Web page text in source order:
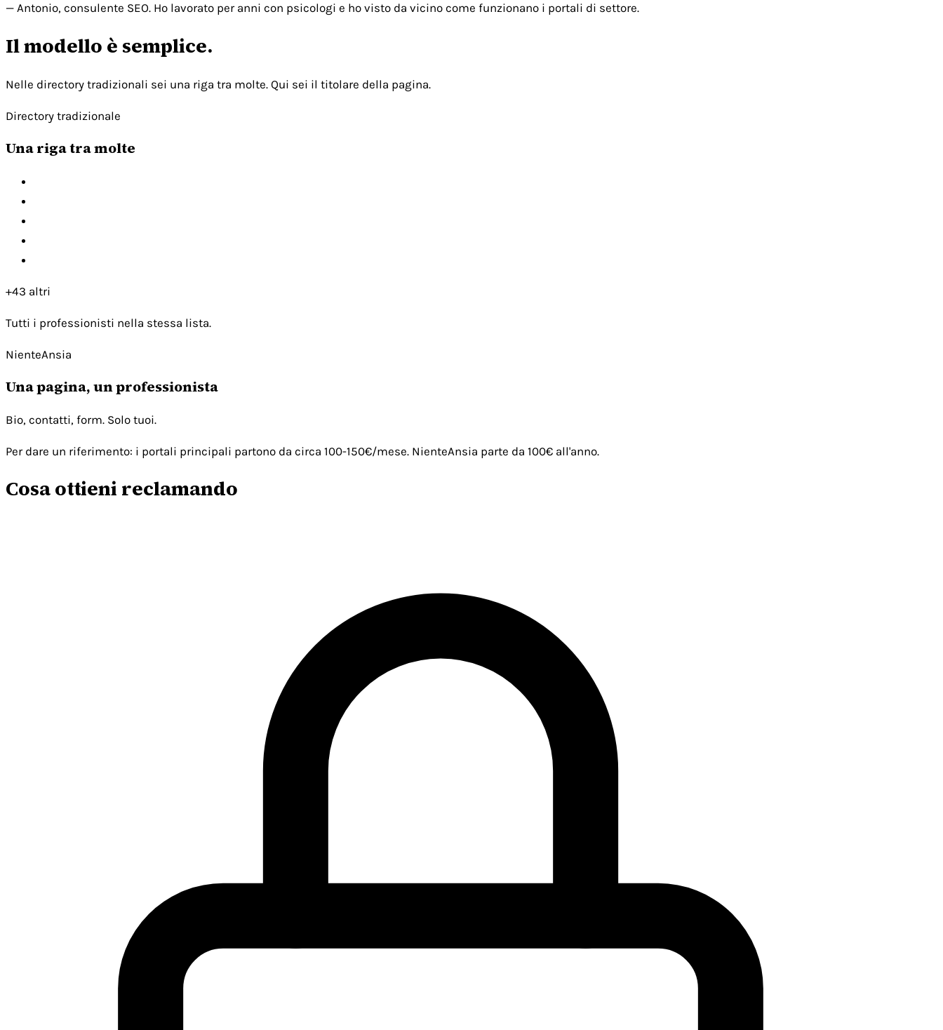
— Antonio, consulente SEO. Ho lavorato per anni con psicologi e ho visto da vicino come funzionano i portali di settore.
Il modello è semplice.
Nelle directory tradizionali sei una riga tra molte. Qui sei il titolare della pagina.
Directory tradizionale
Una riga tra molte
+43 altri
Tutti i professionisti nella stessa lista.
NienteAnsia
Una pagina, un professionista
Bio, contatti, form. Solo tuoi.
Per dare un riferimento: i portali principali partono da circa 100-150€/mese. NienteAnsia parte da 100€ all'anno.
Cosa ottieni reclamando